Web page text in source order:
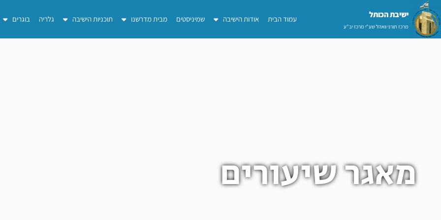
דילוג
לתוכן
ישיבת הכותל​
מרכז תורני וואהל שע"י מרכז יב"ע
עמוד הבית אודות הישיבה שמיניסטים מבית מדרשנו תוכניות הישיבה גלריה בוגרים
מאגר שיעורים